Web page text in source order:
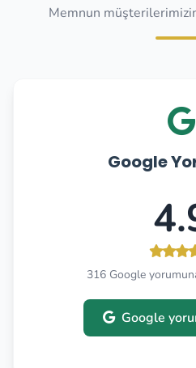
Memnun
Google
316 Google
Google